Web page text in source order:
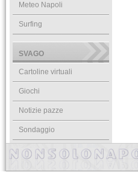
Meteo Napoli
Surfing
SVAGO
Cartoline virtuali
Giochi
Notizie pazze
Sondaggio